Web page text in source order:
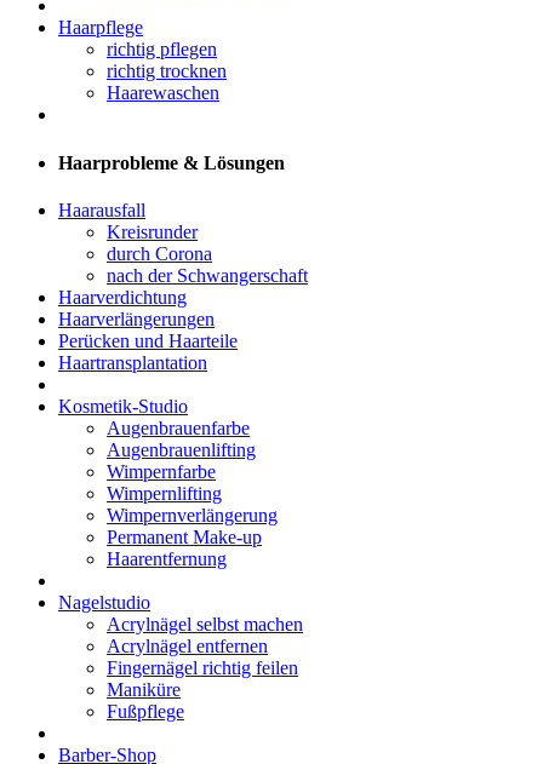
Haarpflege
richtig pflegen
richtig trocknen
Haarewaschen
Haarprobleme & Lösungen
Haarausfall
Kreisrunder
durch Corona
nach der Schwangerschaft
Haarverdichtung
Haarverlängerungen
Perücken und Haarteile
Haartransplantation
Kosmetik-Studio
Augenbrauenfarbe
Augenbrauenlifting
Wimpernfarbe
Wimpernlifting
Wimpernverlängerung
Permanent Make-up
Haarentfernung
Nagelstudio
Acrylnägel selbst machen
Acrylnägel entfernen
Fingernägel richtig feilen
Maniküre
Fußpflege
Barber-Shop